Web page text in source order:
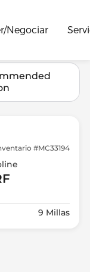
Negociar
#MC33194
9 Millas